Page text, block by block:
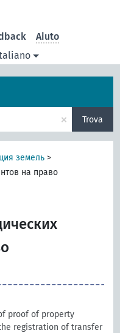
Aiuto
× Trova
земель >
на право
proof of property
registration of transfer